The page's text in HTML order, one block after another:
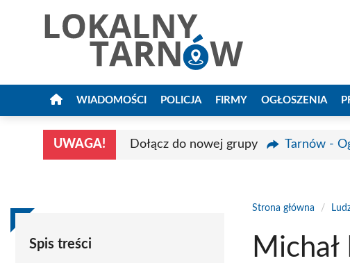
WIADOMOŚCI POLICJA FIRMY OGŁOSZENIA
UWAGA! Dołącz do nowej grupy Tarnów -
Spis treści
Strona główna /